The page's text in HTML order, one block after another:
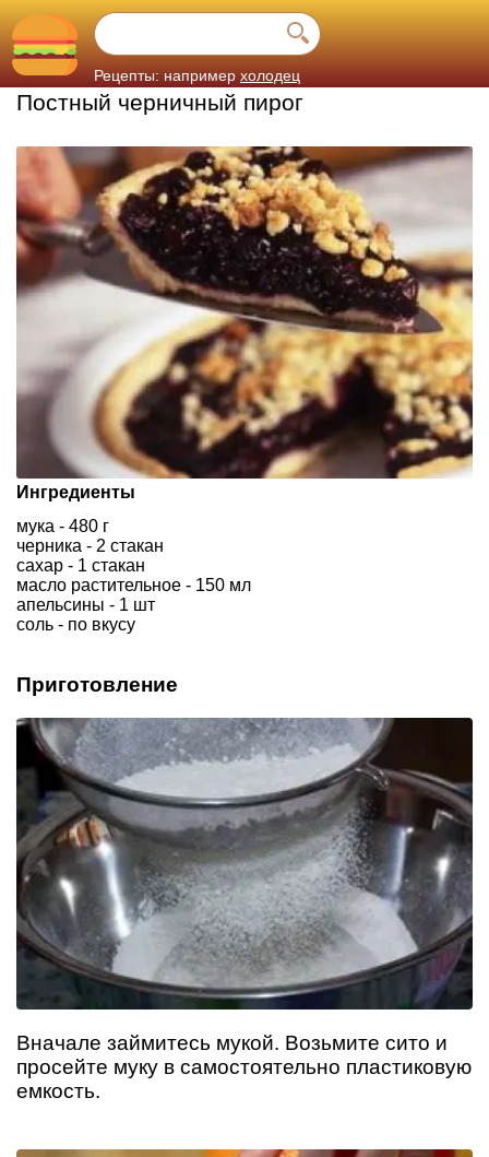
Рецепты: например холодец
Постный черничный пирог
Ингредиенты
мука - 480 г
черника - 2 стакан
сахар - 1 стакан
масло растительное - 150 мл
апельсины - 1 шт
соль - по вкусу
Приготовление
Вначале займитесь мукой. Возьмите сито и
просейте муку в самостоятельно пластиковую
емкость.